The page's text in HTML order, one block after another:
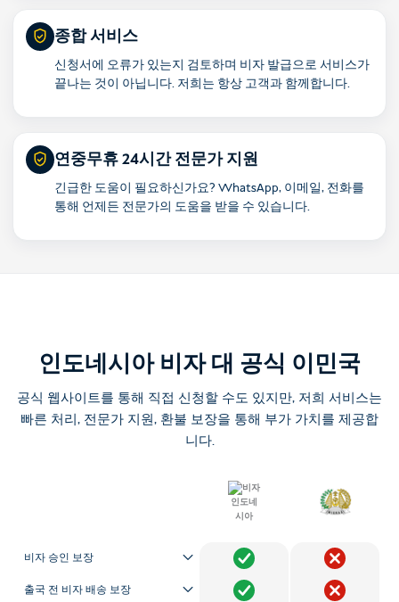
종합 서비스
신청서에 오류가 있는지 검토하며 비자 발급으로 서비스가
끝나는 것이 아닙니다. 저희는 항상 고객과 함께합니다.
연중무휴 24시간 전문가 지원
긴급한 도움이 필요하신가요? WhatsApp, 이메일, 전화를
통해 언제든 전문가의 도움을 받을 수 있습니다.
인도네시아 비자 대 공식 이민국
공식 웹사이트를 통해 직접 신청할 수도 있지만, 저희 서비스는
빠른 처리, 전문가 지원, 환불 보장을 통해 부가 가치를 제공합
니다.
비자 승인 보장
출국 전 비자 배송 보장